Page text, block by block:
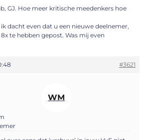
GJ. Hoe meer kritische meedenkers hoe
dacht even dat u een nieuwe deelnemer,
te hebben gepost. Was mij even
#3621
WM